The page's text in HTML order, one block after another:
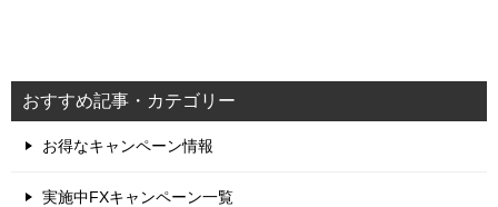
おすすめ記事・カテゴリー
お得なキャンペーン情報
実施中FXキャンペーン一覧